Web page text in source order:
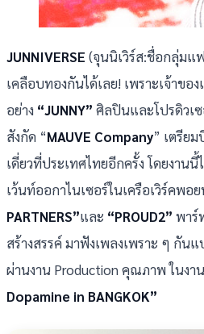
JUNNIVERSE (จุนนิเวิร์ส:ชื่อกลุ่มแ
เคลือบทองกันได้เลย! เพราะเจ้าขอ
อย่าง “JUNNY” ศิลปินและโปรดิวเ
สังกัด “MAUVE Company” เตรีย
เดี่ยวที่ประเทศไทยอีกครั้ง โดยงานนี้
เว้นท์ออกาไนเซอร์ในเครือเวิร์คพอ
PARTNERS”และ “PROUD2” พาร์
สร้างสรรค์ มาฟังเพลงเพราะ ๆ กัน
ผ่านงาน Production คุณภาพ ในงาน
Dopamine in BANGKOK”